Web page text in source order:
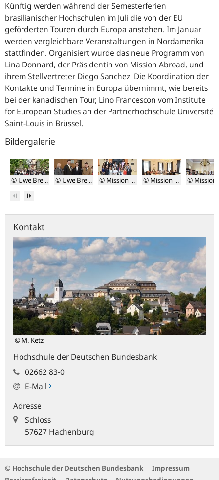
Künftig werden während der Semesterferien
brasilianischer Hochschulen im Juli die von der EU
geförderten Touren durch Europa anstehen. Im Januar
werden vergleichbare Veranstaltungen in Nordamerika
stattfinden. Organisiert wurde das neue Programm von
Lina Donnard, der Präsidentin von Mission Abroad, und
ihrem Stellvertreter Diego Sanchez. Die Koordination der
Kontakte und Termine in Europa übernimmt, wie bereits
bei der kanadischen Tour, Lino Francescon vom Institute
for European Studies an der Partnerhochschule Université
Saint-Louis in Brüssel.
Bildergalerie
© Uwe Brenner
der
Kanada
© Uwe Brenner
Schollmeyer,
Conrad
King,
Erich
Keller
© Mission Abroad
© Mission Abroad
ZurückWeiter
Kontakt
© M. Ketz
Hochschule der Deutschen Bundesbank
02662 83-0
E-Mail
Adresse
Schloss
57627 Hachenburg
© Hochschule der Deutschen Bundesbank
Impressum